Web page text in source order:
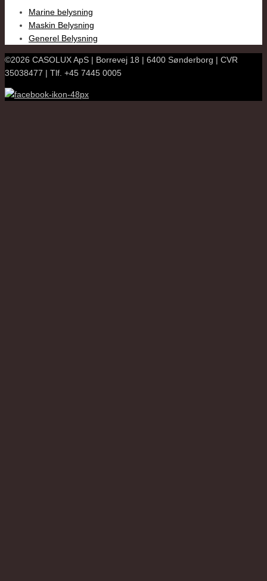
Marine belysning
Maskin Belysning
Generel Belysning
©2026 CASOLUX ApS | Borrevej 18 | 6400 Sønderborg | CVR
35038477 | Tlf. +45 7445 0005